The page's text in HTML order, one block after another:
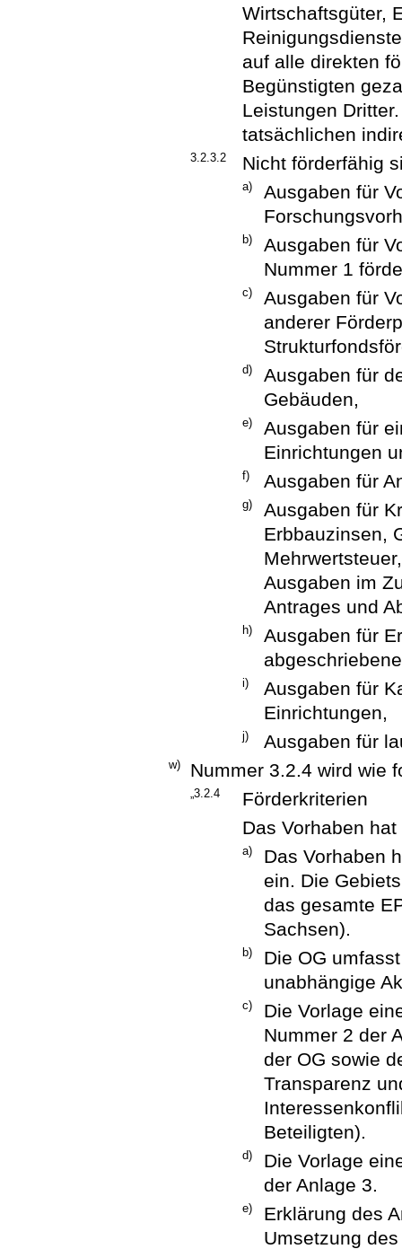
Wirtschaftsgüter,
auf alle direkten
Begünstigten
Leistungen
tatsächlichen
3.2.3.2 Nicht förderfähig
a)
Ausgaben für
b)
Ausgaben für
Nummer 1
c)
Ausgaben für
anderer
d)
Ausgaben für
Gebäuden,
e)
Ausgaben für
Einrichtungen
f) Ausgaben für
g)
Ausgaben für
Erbbauzinsen,
Ausgaben im
Antrages und
h)
Ausgaben für
i)
Ausgaben für
Einrichtungen,
j) Ausgaben für
w) Nummer 3.2.4 wird wie
„3.2.4
Förderkriterien
Das Vorhaben
a)
Das Vorhaben
ein. Die
das gesamte
Sachsen).
b)
Die OG
unabhängige
c)
Die Vorlage
Nummer 2 der
der OG sowie
Transparenz
Beteiligten).
d)
Die Vorlage
der Anlage 3.
e)
Erklärung des
Umsetzung